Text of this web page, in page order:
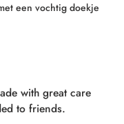
een vochtig doekje
with great care
to friends.